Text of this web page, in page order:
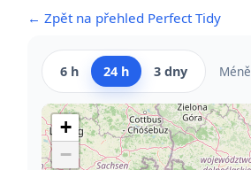
← Zpět na přehled Perfect Tidy
6 h 24 h 3 dny Méně
+
−